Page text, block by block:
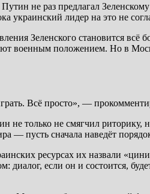
не раз предлагал
украинский лидер на это не
Зеленского становится
военным положением. Но в
Всё просто», —
не только не смягчил
— пусть сначала наведёт
ресурсах их
диалог, если он и состоится,